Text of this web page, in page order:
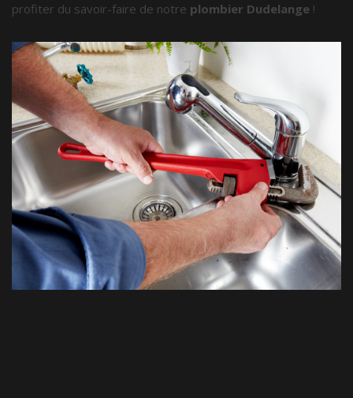
profiter du savoir-faire de notre plombier Dudelange !